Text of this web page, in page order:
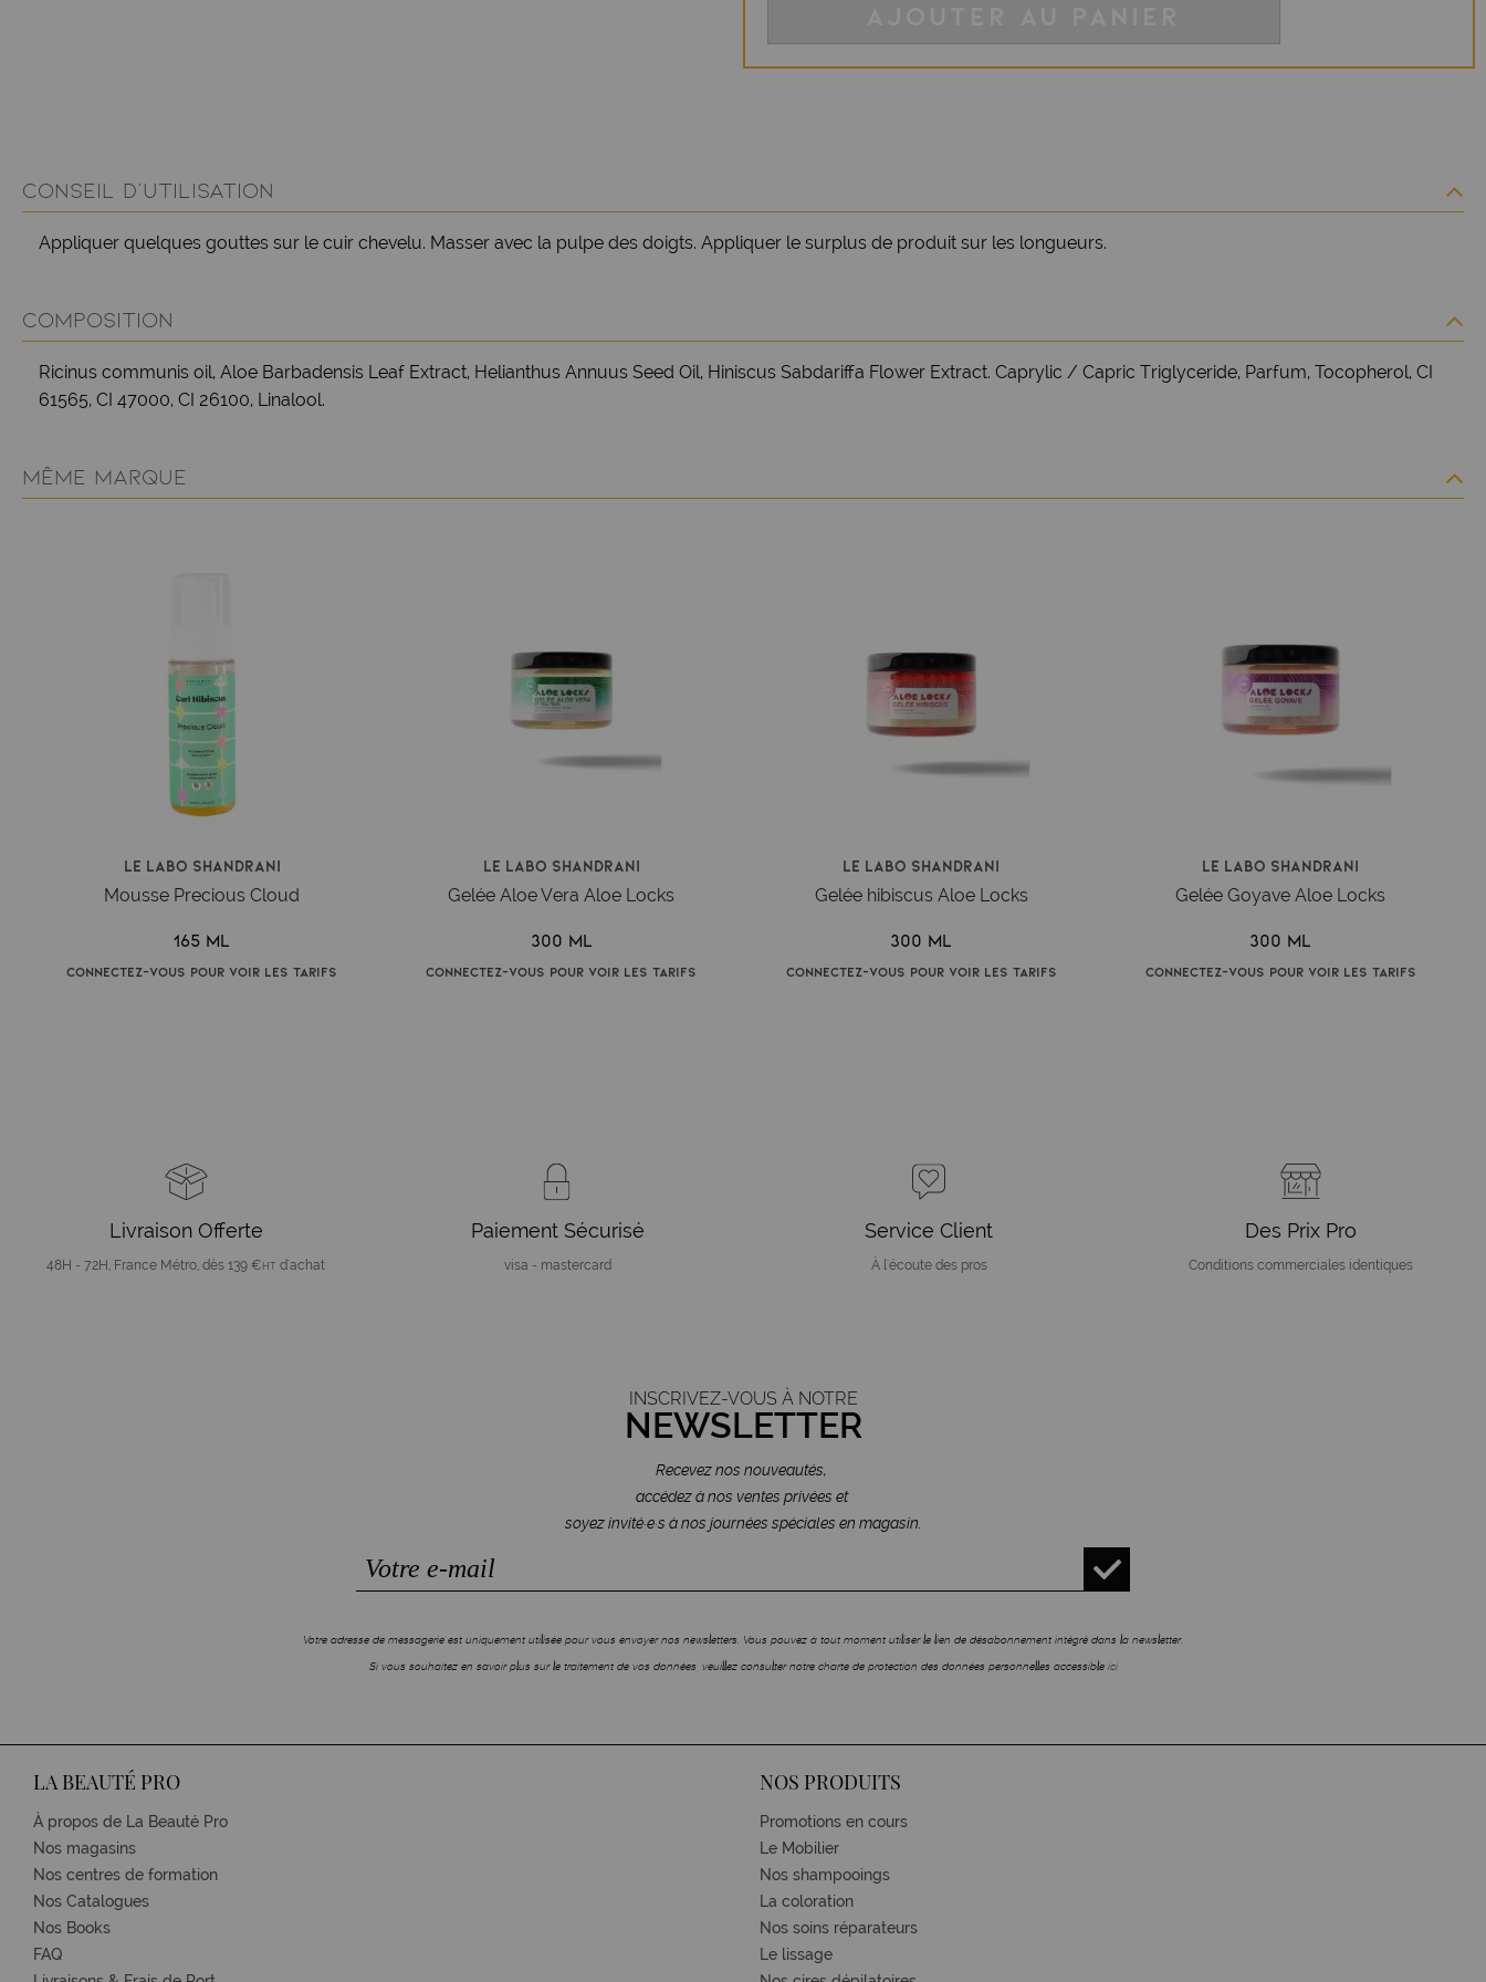
CONSEIL D'UTILISATION
Appliquer quelques gouttes sur le cuir chevelu. Masser avec la pulpe des doigts. Appliquer le surplus de produit sur les longueurs.
COMPOSITION
Ricinus communis oil, Aloe Barbadensis Leaf Extract, Helianthus Annuus Seed Oil, Hiniscus Sabdariffa Flower Extract. Caprylic / Capric Triglyceride, Parfum, Tocopherol, CI
61565, CI 47000, CI 26100, Linalool.
MÊME MARQUE
Le Labo Shandrani
Mousse Precious Cloud
165 ml
Connectez-vous pour voir les tarifs
Le Labo Shandrani
Gelée Aloe Vera Aloe Locks
300 ml
Connectez-vous pour voir les tarifs
Le Labo Shandrani
Gelée hibiscus Aloe Locks
300 ml
Connectez-vous pour voir les tarifs
Le Labo Shandrani
Gelée Goyave Aloe Locks
300 ml
Connectez-vous pour voir les tarifs
Livraison Offerte
48H - 72H, France Métro, dès 139 € HT d'achat
Paiement Sécurisé
visa - mastercard
Service Client
À l'écoute des pros
Des Prix Pro
Conditions commerciales identiques
INSCRIVEZ-VOUS À NOTRE
NEWSLETTER
Recevez nos nouveautés,
accédez à nos ventes privées et
soyez invité·e·s à nos journées spéciales en magasin.
Votre adresse de messagerie est uniquement utilisée pour vous envoyer nos newsletters. Vous pouvez à tout moment utiliser le lien de désabonnement intégré dans la newsletter.
Si vous souhaitez en savoir plus sur le traitement de vos données, veuillez consulter notre charte de protection des données personnelles accessibleici
LA BEAUTÉ PRO
À propos de La Beauté Pro
Nos magasins
Nos centres de formation
Nos Catalogues
Nos Books
FAQ
NOS PRODUITS
Promotions en cours
Le Mobilier
Nos shampooings
La coloration
Nos soins réparateurs
Le lissage